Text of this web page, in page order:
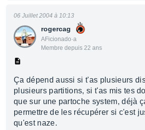
rogercag
AFicionado·a
Membre depuis 22 ans
06 Juillet 2004 à 10:13
Ça dépend aussi si t'as plusieurs
plusieurs partitions, si t'as mis tes
que sur une partoche system, déjà
permettre de les récupérer si c'est
qu'est naze.